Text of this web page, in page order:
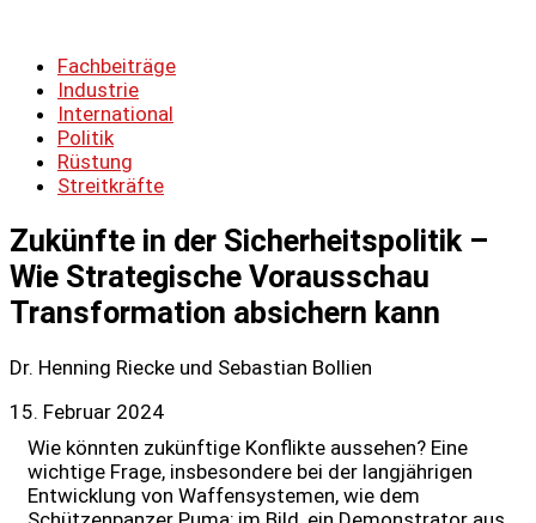
Fachbeiträge
Industrie
International
Politik
Rüstung
Streitkräfte
Zukünfte in der Sicherheitspolitik –
Wie Strategische Vorausschau
Transformation absichern kann
Dr. Henning Riecke und Sebastian Bollien
15. Februar 2024
Wie könnten zukünftige Konflikte aussehen? Eine
wichtige Frage, insbesondere bei der langjährigen
Entwicklung von Waffensystemen, wie dem